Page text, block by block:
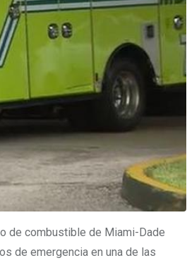
de combustible de Miami-Dade
de emergencia en una de las